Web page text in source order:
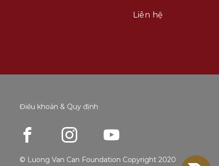
Liên hệ
© Luong Van Can Foundation Copyright 2020
Điều khoản & Quy định